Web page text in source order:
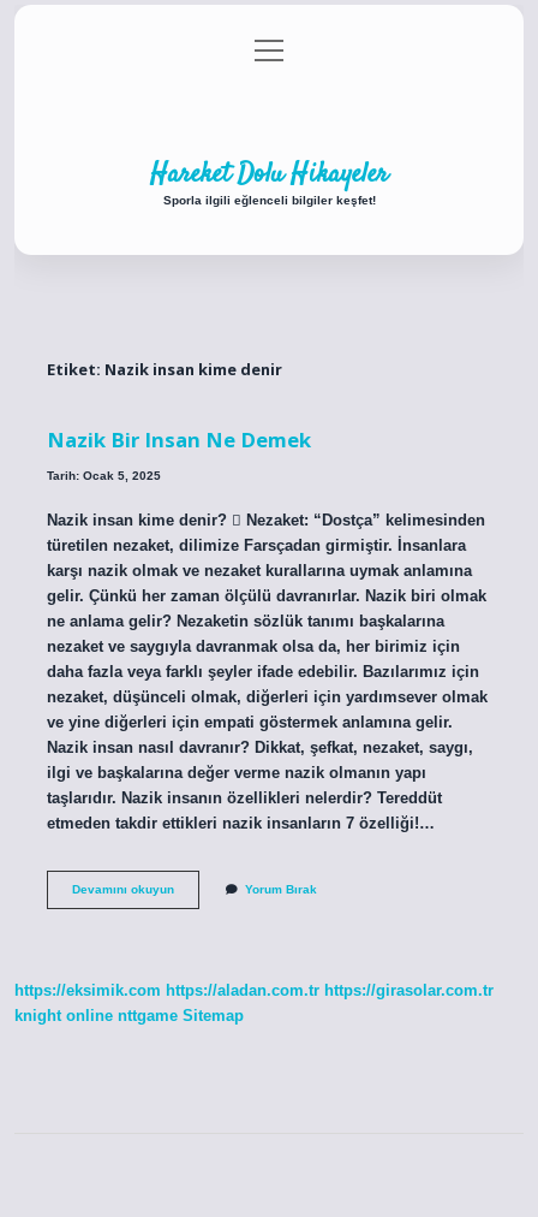
Gizlilik Politikası
menüyü
aç
Hareket Dolu Hikayeler
Sporla ilgili eğlenceli bilgiler keşfet!
Etiket: Nazik insan kime denir
Nazik Bir Insan Ne Demek
Tarih: Ocak 5, 2025
Nazik insan kime denir?  Nezaket: “Dostça” kelimesinden
türetilen nezaket, dilimize Farsçadan girmiştir. İnsanlara
karşı nazik olmak ve nezaket kurallarına uymak anlamına
gelir. Çünkü her zaman ölçülü davranırlar. Nazik biri olmak
ne anlama gelir? Nezaketin sözlük tanımı başkalarına
nezaket ve saygıyla davranmak olsa da, her birimiz için
daha fazla veya farklı şeyler ifade edebilir. Bazılarımız için
nezaket, düşünceli olmak, diğerleri için yardımsever olmak
ve yine diğerleri için empati göstermek anlamına gelir.
Nazik insan nasıl davranır? Dikkat, şefkat, nezaket, saygı,
ilgi ve başkalarına değer verme nazik olmanın yapı
taşlarıdır. Nazik insanın özellikleri nelerdir? Tereddüt
etmeden takdir ettikleri nazik insanların 7 özelliği!…
Devamını okuyunNazik
Yorum Bırak
https://eksimik.com https://aladan.com.tr https://girasolar.com.tr
knight online nttgame Sitemap